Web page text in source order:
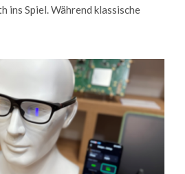
ins Spiel. Während klassische